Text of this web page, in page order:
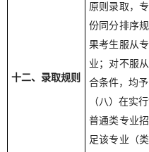
十二、录取规则
原则录取，
份同分排序
果考生服从
业；对不服
合条件，均予
（八）在实
普通类专业
足该专业（